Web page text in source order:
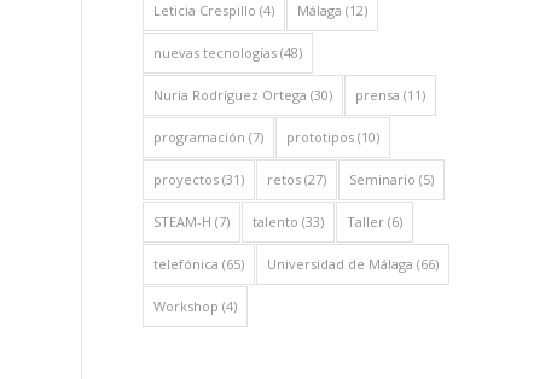
Leticia Crespillo (4) Málaga (12)
nuevas tecnologías (48)
Nuria Rodríguez Ortega (30) prensa (11)
programación (7) prototipos (10)
proyectos (31) retos (27) Seminario (5)
STEAM-H (7) talento (33) Taller (6)
telefónica (65) Universidad de Málaga (66)
Workshop (4)